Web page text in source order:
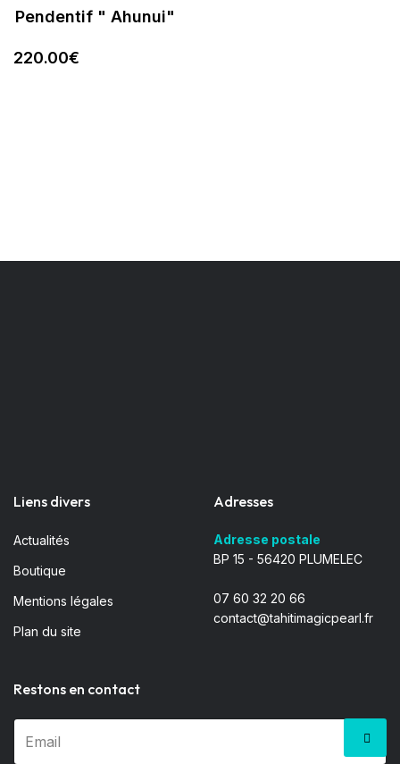
Pendentif " Ahunui"
220.00€
Liens divers
Actualités
Boutique
Mentions légales
Plan du site
Adresses
Adresse postale
BP 15 - 56420 PLUMELEC
07 60 32 20 66
contact@tahitimagicpearl.fr
Restons en contact